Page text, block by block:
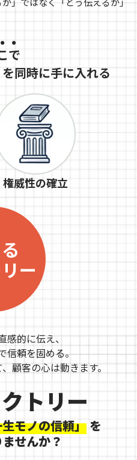
で
同時に手に入れる
権威性の確立
ー
感的に伝え、
信頼を固める。
顧客の心は動きます。
トリー
モノの信頼」 を
せんか？